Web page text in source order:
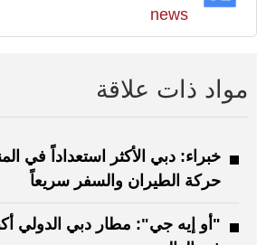
news
مواد ذات علاقة
خبراء: دبي الأكثر استعداداً في
حركة الطيران والسفر سريعاً
"أو إيه جي": مطار دبي الدولي